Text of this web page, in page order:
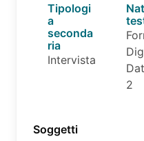
Tipologi
a
seconda
ria
Intervista
2
Soggetti